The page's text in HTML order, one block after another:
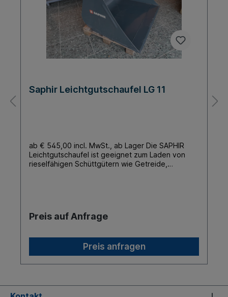
Saphir Leichtgutschaufel LG 11
ab € 545,00 incl. MwSt., ab Lager Die SAPHIR
Leichtgutschaufel ist geeignet zum Laden von
rieselfähigen Schüttgütern wie Getreide,
410 Inhalt (gehäuft nach SAE) ca. (l) 512
Mustang
Preis auf Anfrage
Preis anfragen